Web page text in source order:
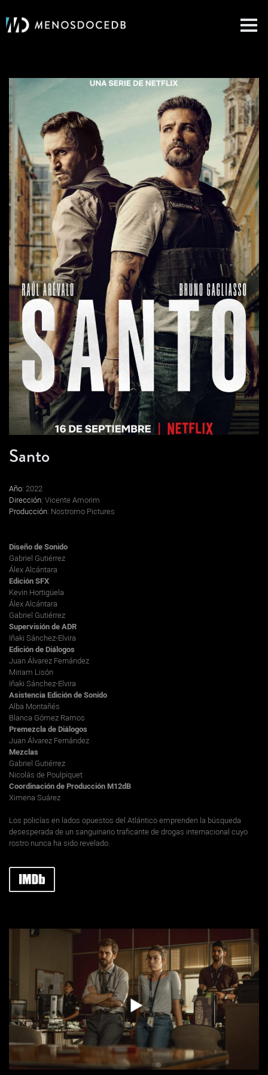
Santo
Año: 2022
Dirección: Vicente Amorim
Producción: Nostromo Pictures
Diseño de Sonido
Gabriel Gutiérrez
Álex Alcántara
Edición SFX
Kevin Hortigüela
Álex Alcántara
Gabriel Gutiérrez
Supervisión de ADR
Iñaki Sánchez-Elvira
Edición de Diálogos
Juan Álvarez Fernández
Miriam Lisón
Iñaki Sánchez-Elvira
Asistencia Edición de Sonido
Alba Montañés
Blanca Gómez Ramos
Premezcla de Diálogos
Juan Álvarez Fernández
Mezclas
Gabriel Gutiérrez
Nicolás de Poulpiquet
Coordinación de Producción M12dB
Ximena Suárez
Los policías en lados opuestos del Atlántico emprenden la búsqueda
desesperada de un sanguinario traficante de drogas internacional cuyo
rostro nunca ha sido revelado.